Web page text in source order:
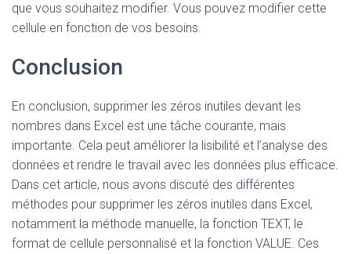
que vous souhaitez modifier. Vous pouvez modifier cette
cellule en fonction de vos besoins.
Conclusion
En conclusion, supprimer les zéros inutiles devant les
nombres dans Excel est une tâche courante, mais
importante. Cela peut améliorer la lisibilité et l’analyse des
données et rendre le travail avec les données plus efficace.
Dans cet article, nous avons discuté des différentes
méthodes pour supprimer les zéros inutiles dans Excel,
notamment la méthode manuelle, la fonction TEXT, le
format de cellule personnalisé et la fonction VALUE. Ces